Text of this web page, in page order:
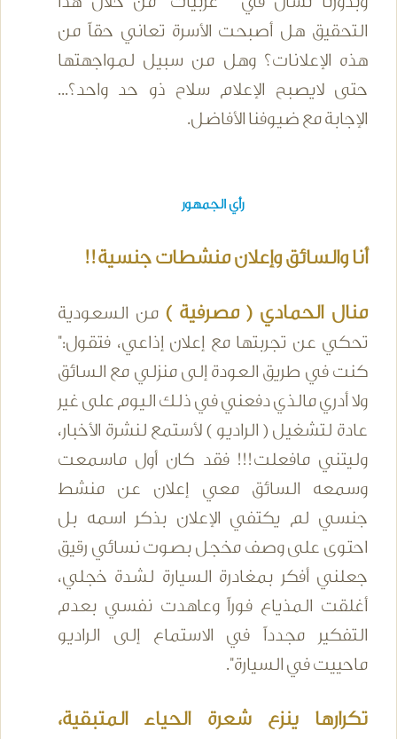
التحقيق هل أصبحت الأسرة تعاني حقاً من
هذه الإعلانات؟ وهل من سبيل لمواجهتها
حتى لايصبح الإعلام سلاح ذو حد واحد؟...
الإجابة مع ضيوفنا الأفاضل.
رأي الجمهور
أنا والسائق وإعلان منشطات جنسية!!
منال الحمادي ( مصرفية ) من السعودية
تحكي عن تجربتها مع إعلان إذاعي، فتقول:"
كنت في طريق العودة إلى منزلي مع السائق
ولا أدري مالذي دفعني في ذلك اليوم على غير
عادة لتشغيل ( الراديو ) لأستمع لنشرة الأخبار،
وليتني مافعلت!!! فقد كان أول ماسمعت
وسمعه السائق معي إعلان عن منشط
جنسي لم يكتفي الإعلان بذكر اسمه بل
احتوى على وصف مخجل بصوت نسائي رقيق
جعلني أفكر بمغادرة السيارة لشدة خجلي،
أغلقت المذياع فوراً وعاهدت نفسي بعدم
التفكير مجدداً في الاستماع إلى الراديو
ماحييت في السيارة".
تكرارها ينزع شعرة الحياء المتبقية،